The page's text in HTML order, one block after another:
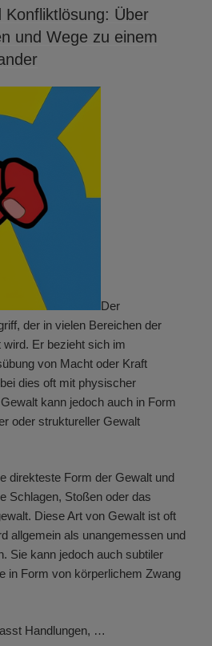
Konfliktlösung: Über
und Wege zu einem
Der
der in vielen Bereichen der
Er bezieht sich im
von Macht oder Kraft
dies oft mit physischer
kann jedoch auch in Form
oder struktureller Gewalt
direkteste Form der Gewalt und
Schlagen, Stoßen oder das
Diese Art von Gewalt ist oft
allgemein als unangemessen und
Sie kann jedoch auch subtiler
in Form von körperlichem Zwang
Handlungen, …